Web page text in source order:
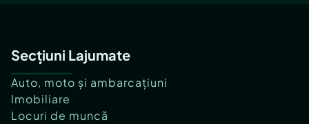
Secțiuni Lajumate
Auto, moto și ambarcațiuni
Imobiliare
Locuri de muncă